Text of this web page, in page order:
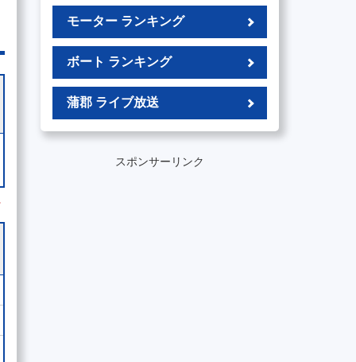
モーター ランキング
ボート ランキング
蒲郡 ライブ放送
スポンサーリンク